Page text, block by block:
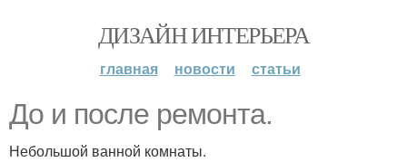
ДИЗАЙН ИНТЕРЬЕРА
главная новости статьи
До и после ремонта.
Небольшой ванной комнаты.